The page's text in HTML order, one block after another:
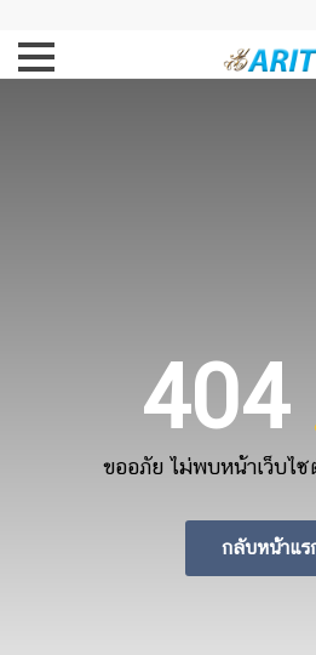
404
ขออภัย ไม่พบหน้าเว็บไ
กลับหน้าแร